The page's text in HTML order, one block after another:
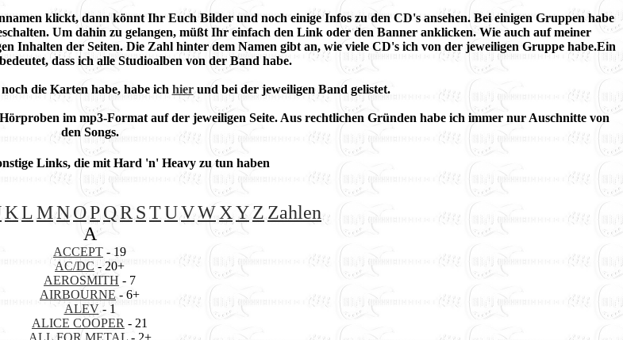
klickt, dann könnt Ihr Euch Bilder und noch einige Infos zu den CD's ansehen. Bei einigen Gruppen habe
Um dahin zu gelangen, müßt Ihr einfach den Link oder den Banner anklicken. Wie auch auf meiner
Inhalten der Seiten. Die Zahl hinter dem Namen gibt an, wie viele CD's ich von der jeweiligen Gruppe habe.Ein
dass ich alle Studioalben von der Band habe.
die Karten habe, habe ich hierund bei der jeweiligen Band gelistet.
im mp3-Format auf der jeweiligen Seite. Aus rechtlichen Gründen habe ich immer nur Auschnitte von
den Songs.
Links, die mit Hard 'n' Heavy zu tun haben
KLMNOPQR STUVWXYZ Zahlen
A
ACCEPT - 19
AC/DC - 20+
AEROSMITH - 7
AIRBOURNE- 6+
ALEV- 1
ALICE COOPER - 21
ALL FOR METAL- 2+